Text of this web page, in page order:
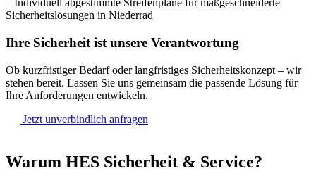
– Individuell abgestimmte Streifenpläne für maßgeschneiderte
Sicherheitslösungen in Niederrad
Ihre Sicherheit ist unsere Verantwortung
Ob kurzfristiger Bedarf oder langfristiges Sicherheitskonzept – wir
stehen bereit. Lassen Sie uns gemeinsam die passende Lösung für
Ihre Anforderungen entwickeln.
Jetzt unverbindlich anfragen
Warum HES Sicherheit & Service?